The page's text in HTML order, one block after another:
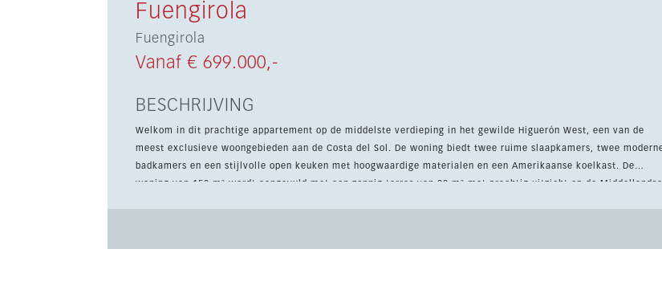
Fuengirola
Fuengirola
Vanaf € 699.000,-
BESCHRIJVING
Welkom in dit prachtige appartement op de middelste verdieping in het gewilde Higuerón West, een van de
meest exclusieve woongebieden aan de Costa del Sol. De woning biedt twee ruime slaapkamers, twee moderne
badkamers en een stijlvolle open keuken met hoogwaardige materialen en een Amerikaanse koelkast. De
woning van 150 m² wordt aangevuld met een zonnig terras van 28 m² met prachtig uitzicht op de Middellandse